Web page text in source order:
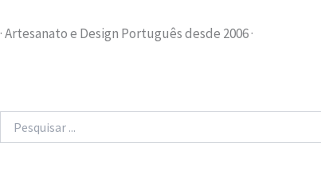
to
· Artesanato e Design Português desde 2006 ·